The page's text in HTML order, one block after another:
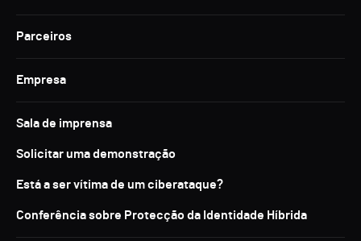
Parceiros
Empresa
Sala de imprensa
Solicitar uma demonstração
Está a ser vítima de um ciberataque?
Conferência sobre Protecção da Identidade Híbrida